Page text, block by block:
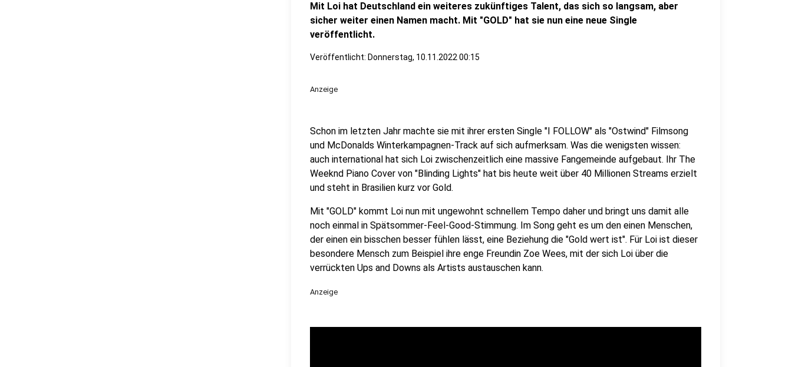
Mit Loi hat Deutschland ein weiteres zukünftiges Talent, das sich so langsam, aber
sicher weiter einen Namen macht. Mit "GOLD" hat sie nun eine neue Single
veröffentlicht.
Veröffentlicht: Donnerstag, 10.11.2022 00:15
Anzeige
Schon im letzten Jahr machte sie mit ihrer ersten Single "I FOLLOW" als "Ostwind" Filmsong
und McDonalds Winterkampagnen-Track auf sich aufmerksam. Was die wenigsten wissen:
auch international hat sich Loi zwischenzeitlich eine massive Fangemeinde aufgebaut. Ihr The
Weeknd Piano Cover von "Blinding Lights" hat bis heute weit über 40 Millionen Streams erzielt
und steht in Brasilien kurz vor Gold.
Mit "GOLD" kommt Loi nun mit ungewohnt schnellem Tempo daher und bringt uns damit alle
noch einmal in Spätsommer-Feel-Good-Stimmung. Im Song geht es um den einen Menschen,
der einen ein bisschen besser fühlen lässt, eine Beziehung die "Gold wert ist". Für Loi ist dieser
besondere Mensch zum Beispiel ihre enge Freundin Zoe Wees, mit der sich Loi über die
verrückten Ups and Downs als Artists austauschen kann.
Anzeige